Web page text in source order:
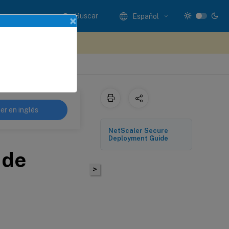
Buscar Español
en inglés
>
NetScaler Secure
Deployment Guide
×